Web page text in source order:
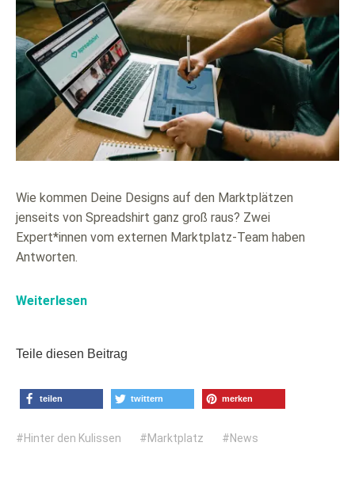
Wie kommen Deine Designs auf den Marktplätzen
jenseits von Spreadshirt ganz groß raus? Zwei
Expert*innen vom externen Marktplatz-Team haben
Antworten.
Weiterlesen
Teile diesen Beitrag
teilen twittern merken
Hinter den Kulissen Marktplatz News